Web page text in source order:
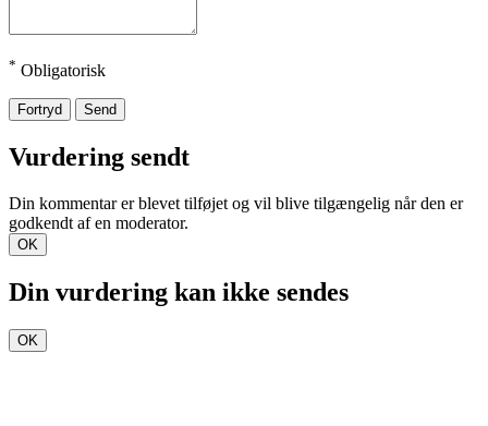
* Obligatorisk
Fortryd Send
Vurdering sendt
Din kommentar er blevet tilføjet og vil blive tilgængelig når den er
godkendt af en moderator.
OK
Din vurdering kan ikke sendes
OK